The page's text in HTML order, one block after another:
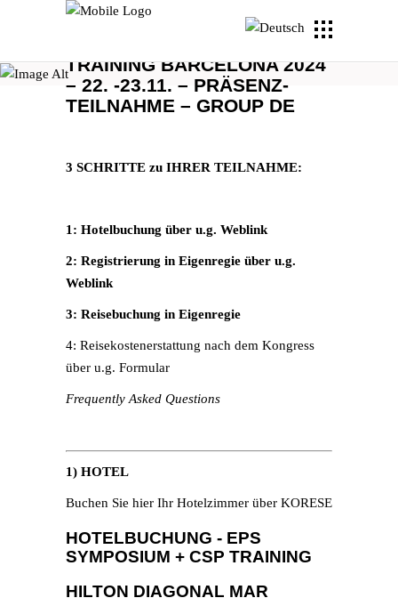
TRAINING BARCELONA 2024
– 22. -23.11. – PRÄSENZ-
TEILNAHME – GROUP DE
3 SCHRITTE zu IHRER TEILNAHME:
1: Hotelbuchung über u.g. Weblink
2: Registrierung in Eigenregie über u.g.
Weblink
3: Reisebuchung in Eigenregie
4: Reisekostenerstattung nach dem Kongress
über u.g. Formular
Frequently Asked Questions
1) HOTEL
Buchen Sie hier Ihr Hotelzimmer über KORESE
HOTELBUCHUNG - EPS
SYMPOSIUM + CSP TRAINING
HILTON DIAGONAL MAR